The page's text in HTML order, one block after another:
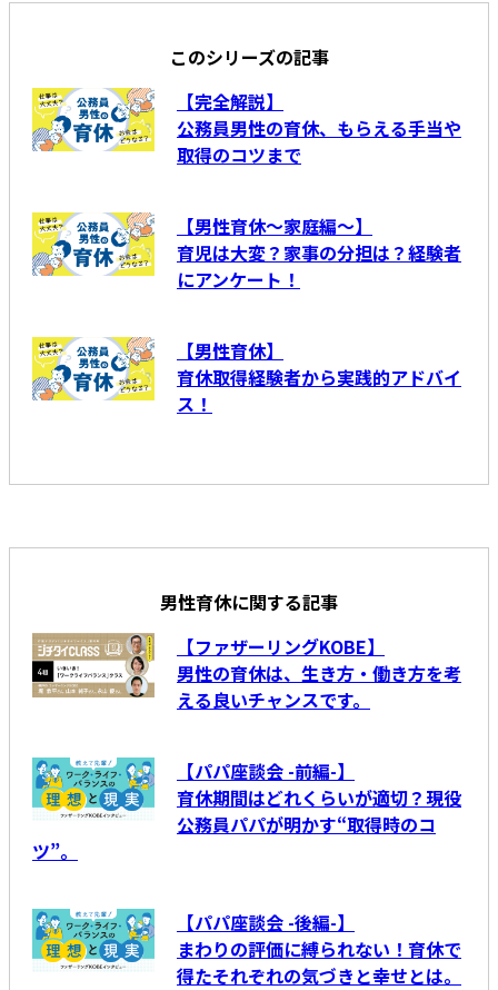
このシリーズの記事
【完全解説】
公務員男性の育休、もらえる手当や
取得のコツまで
【男性育休～家庭編～】
育児は大変？家事の分担は？経験者
にアンケート！
【男性育休】
育休取得経験者から実践的アドバイ
ス！
男性育休に関する記事
【ファザーリングKOBE】
男性の育休は、生き方・働き方を考
える良いチャンスです。
【パパ座談会 -前編-】
育休期間はどれくらいが適切？現役
公務員パパが明かす“取得時のコ
ツ”。
【パパ座談会 -後編-】
まわりの評価に縛られない！育休で
得たそれぞれの気づきと幸せとは。